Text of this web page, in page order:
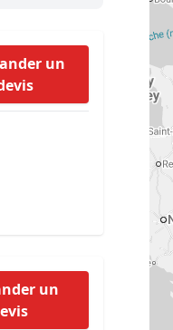
et organiser l'activité
belles
un
un